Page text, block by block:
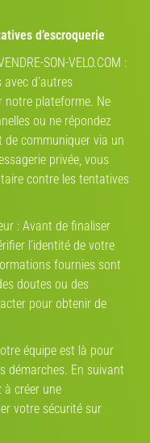
d’escroquerie
SON-VELO.COM :
d’autres
notre plateforme. Ne
ou ne répondez
communiquer via un
privée, vous
contre les tentatives
: Avant de finaliser
l’identité de votre
fournies sont
doutes ou des
pour obtenir de
équipe est là pour
démarches. En suivant
à créer une
votre sécurité sur